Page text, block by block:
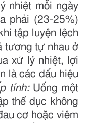
nhiệt mỗi ngày
phải (23-25%)
tập luyện lệch
tương tự nhau ở
xử lý nhiệt, lợi
là các dấu hiệu
tính:Uống một
thể dục không
cơ hoặc viêm